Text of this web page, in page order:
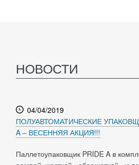
НОВОСТИ
04/04/2019
ПОЛУАВТОМАТИЧЕСКИЕ
A – ВЕСЕННЯЯ АКЦИЯ!!!
Паллетоупаковщик PRIDE A в